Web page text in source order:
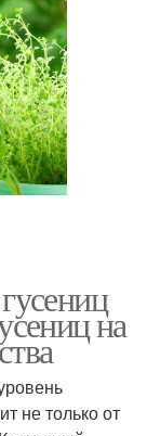
на
не только от